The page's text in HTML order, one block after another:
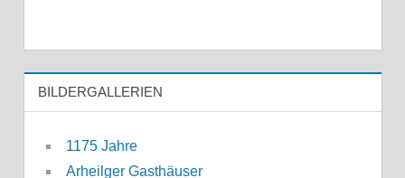
BILDERGALLERIEN
1175 Jahre
Arheilger Gasthäuser